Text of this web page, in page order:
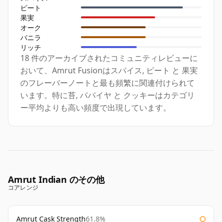
ピート
果実
オーク
バニラ
リッチ
18 件のアーカイブされたコミュニティレビューに
おいて、Amrut Fusionはスパイス, ピート と 果実
のフレーバーノートと最も頻繁に関連付けられて
います。特に苔, パパイヤ と クッキーはカテゴリ
ー平均よりも高い頻度で出現しています。
Amrut Indian のその他
コアレンジ
Amrut Cask Strength61.8%